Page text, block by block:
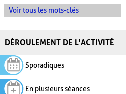
Voir tous les mots-clés
DÉROULEMENT DE L'ACTIVITÉ
Sporadiques
En plusieurs séances